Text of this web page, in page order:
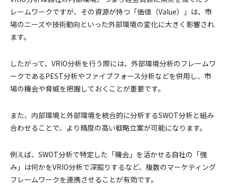
レームワークですが、その資源が持つ「価値（Value）」は、市
場のニーズや技術動向といった外部環境の変化に大きく影響され
ます。
したがって、VRIO分析を行う際には、外部環境分析のフレームワ
ークであるPEST分析やファイブフォース分析などを併用し、市
場の機会や脅威を把握しておくことが重要です。
また、内部環境と外部環境を統合的に分析するSWOT分析と組み
合わせることで、より精度の高い戦略立案が可能になります。
例えば、SWOT分析で特定した「機会」を活かせる自社の「強
み」は何かをVRIO分析で深掘りするなど、複数のマーケティング
フレームワークを連携させることが有効です。